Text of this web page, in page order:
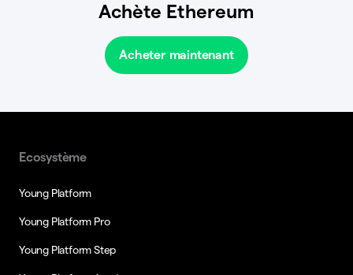
Achète Ethereum
Acheter maintenant
Ecosystème
Young Platform
Young Platform Pro
Young Platform Step